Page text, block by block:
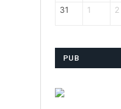
31 1 2
PUB